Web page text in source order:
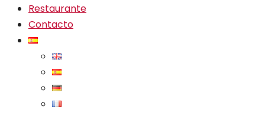
Restaurante
Contacto